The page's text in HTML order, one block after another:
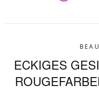
ECKIGES